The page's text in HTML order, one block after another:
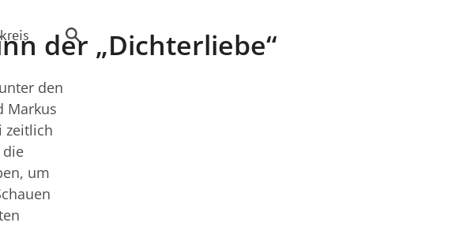
der „Dichterliebe“
den
Markus
zeitlich
die
um